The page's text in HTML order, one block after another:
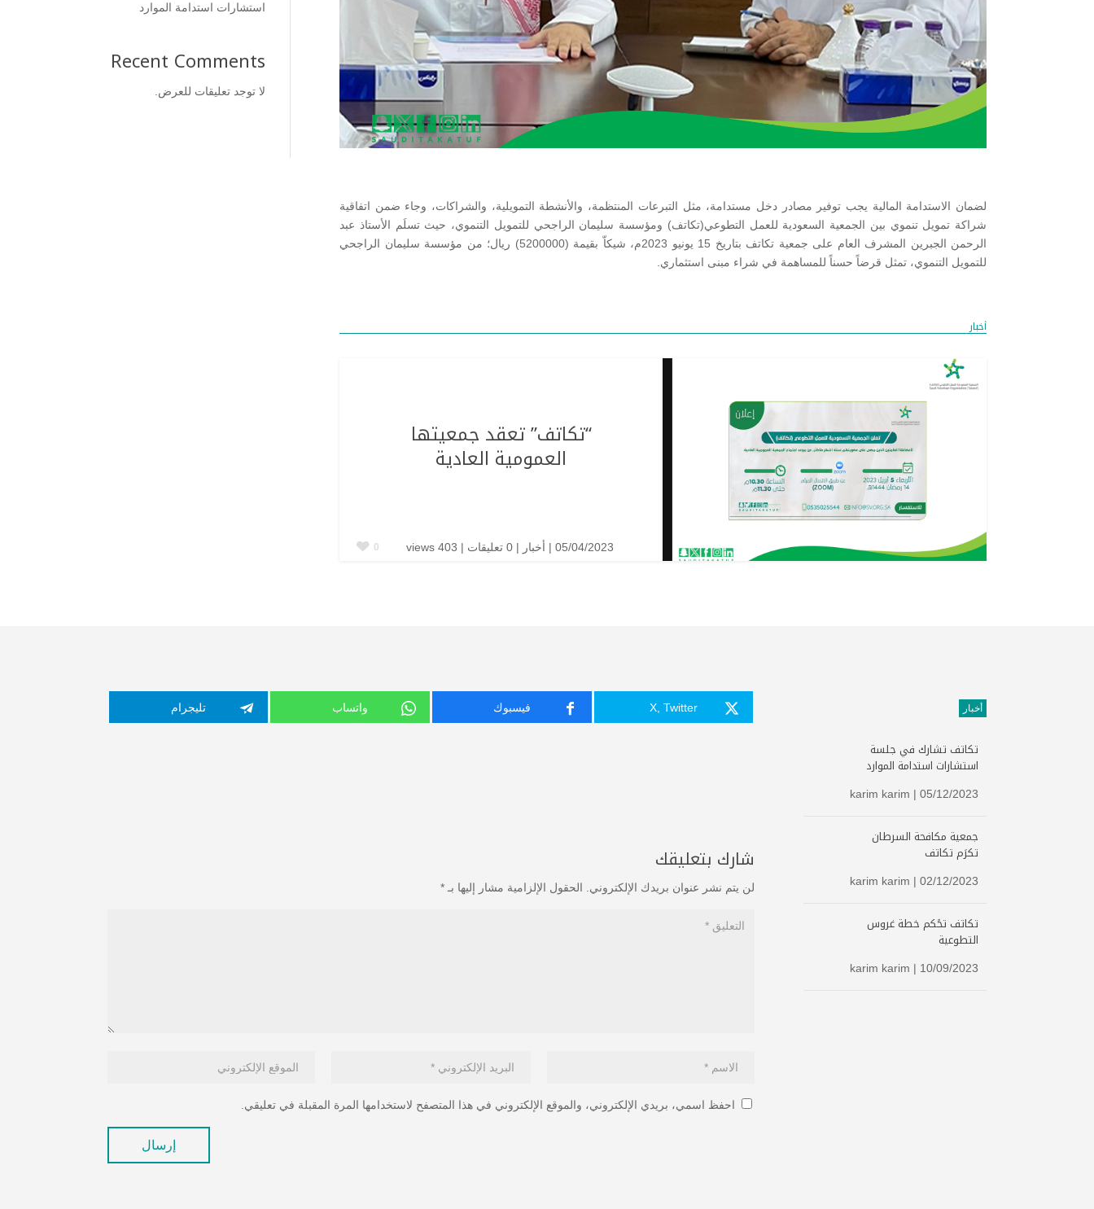
لضمان الاستدامة المالية يجب توفير مصادر دخل مستدامة، مثل التبرعات المنتظمة، والأنشطة التمويلية، والشراكات، وجاء ضمن اتفاقية
شراكة تمويل تنموي بين الجمعية السعودية للعمل التطوعي(تكاتف) ومؤسسة سليمان الراجحي للتمويل التنموي، حيث تسلَم الأستاذ عبد
الرحمن الجبرين المشرف العام على جمعية تكاتف بتاريخ 15 يونيو 2023م، شيكاّ بقيمة (5200000) ريال؛ من مؤسسة سليمان الراجحي
للتمويل التنموي، تمثل قرضاً حسناً للمساهمة في شراء مبنى استثماري.
أخبار
“تكاتف” تعقد جمعيتها
العمومية العادية
05/04/2023 | أخبار | ‏0 تعليقات | 403 views
0
استشارات استدامة الموارد
Recent Comments
لا توجد تعليقات للعرض.
أخبار
تكاتف تشارك في جلسة
استشارات استدامة الموارد
karim karim | 05/12/2023
جمعية مكافحة السرطان
تكرَم تكاتف
karim karim | 02/12/2023
تكاتف تحًكم خطة غروس
التطوعية
karim karim | 10/09/2023
X, Twitter فيسبوك واتساب تليجرام
شارك بتعليقك
لن يتم نشر عنوان بريدك الإلكتروني. الحقول الإلزامية مشار إليها بـ *
احفظ اسمي، بريدي الإلكتروني، والموقع الإلكتروني في هذا المتصفح لاستخدامها المرة المقبلة في تعليقي.